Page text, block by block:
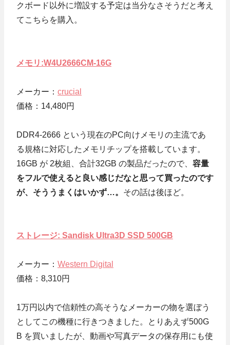
クボード以外に増設する予定は当分なさそうだと考え
てこちらを購入。
メモリ:W4U2666CM-16G
メーカー： crucial
価格：14,480円
DDR4-2666 という現在のPC向けメモリの主流であ
る規格に対応したメモリチップを搭載しています。
16GB が 2枚組、合計32GB の製品だったので、 容量
をフルで使えると良い感じだなと思って買ったのです
が、そううまくはいかず…。 その話は後ほど。
ストレージ: Sandisk Ultra3D SSD 500GB
メーカー： Western Digital
価格：8,310円
1万円以内で信頼性の高そうなメーカーの物を選ぼう
としてこの機種に行きつきました。とりあえず500G
B を買いましたが、動画や写真データの保存用にも使